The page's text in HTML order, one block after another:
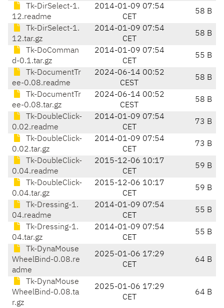
Tk-DirSelect-1.
12.readme
2014-01-09 07:54
CET
58 B
Tk-DirSelect-1.
12.tar.gz
2014-01-09 07:54
CET
58 B
Tk-DoComman
d-0.1.tar.gz
2014-01-09 07:54
CET
55 B
Tk-DocumentTr
ee-0.08.readme
2024-06-14 00:52
CEST
58 B
Tk-DocumentTr
ee-0.08.tar.gz
2024-06-14 00:52
CEST
58 B
Tk-DoubleClick-
0.02.readme
2014-01-09 07:54
CET
73 B
Tk-DoubleClick-
0.02.tar.gz
2014-01-09 07:54
CET
73 B
Tk-DoubleClick-
0.04.readme
2015-12-06 10:17
CET
59 B
Tk-DoubleClick-
0.04.tar.gz
2015-12-06 10:17
CET
59 B
Tk-Dressing-1.
04.readme
2014-01-09 07:54
CET
55 B
Tk-Dressing-1.
04.tar.gz
2014-01-09 07:54
CET
55 B
Tk-DynaMouse
WheelBind-0.08.re
adme
2025-01-06 17:29
CET
64 B
Tk-DynaMouse
WheelBind-0.08.ta
r.gz
2025-01-06 17:29
CET
64 B